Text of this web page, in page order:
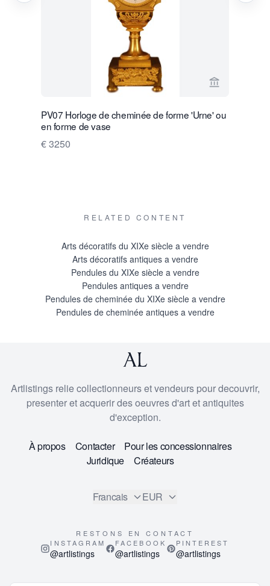
Voir la page
PV07 Horloge de cheminée de forme 'Urne' ou
en forme de vase
€ 3250
RELATED CONTENT
Arts décoratifs du XIXe siècle a vendre
Arts décoratifs antiques a vendre
Pendules du XIXe siècle a vendre
Pendules antiques a vendre
Pendules de cheminée du XIXe siècle a vendre
Pendules de cheminée antiques a vendre
Artlistings relie collectionneurs et vendeurs pour decouvrir,
presenter et acquerir des oeuvres d'art et antiquites
d'exception.
À propos Contacter
Pour les concessionnaires
Juridique
Créateurs
Francais EUR
RESTONS EN CONTACT
INSTAGRAM
@artlistings
FACEBOOK
@artlistings
PINTEREST
@artlistings